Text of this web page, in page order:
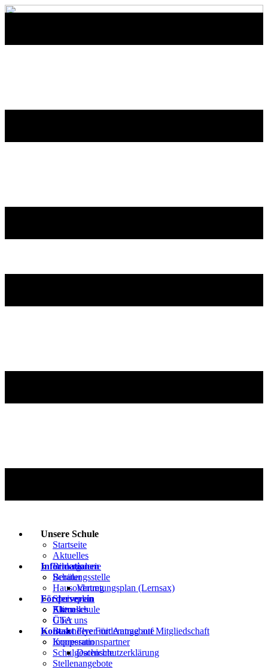
Unsere Schule
Startseite
Aktuelles
Bildergalerie
Beratungsstelle
Hausordnung
Speiseplan
Klimaschule
GTA
Besondere Förderangebote
Kooperationspartner
Schulgeschichte
Stellenangebote
Informationen
Schüler
Vertretungsplan (Lernsax)
Eltern
Förderverein
Aktuelles
Über uns
Flyer mit Antrag auf Mitgliedschaft
Kontakt
Impressum
Datenschutzerklärung